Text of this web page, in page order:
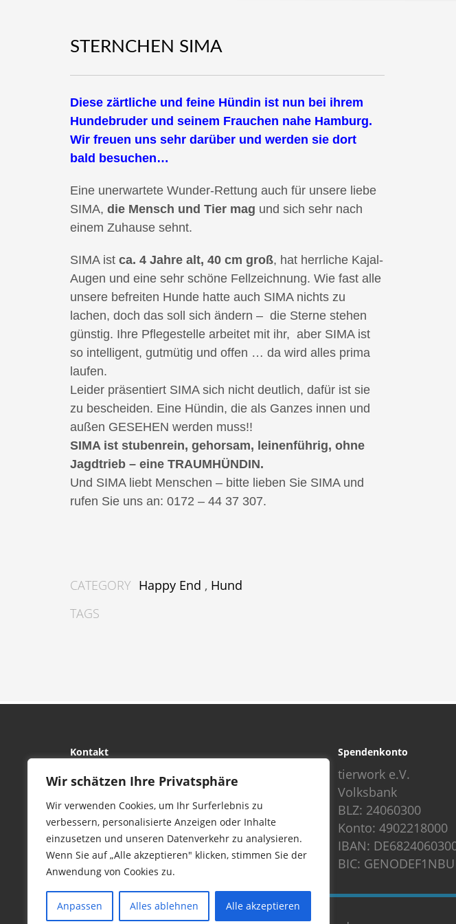
Wir schätzen Ihre Privatsphäre
Wir verwenden Cookies, um Ihr Surferlebnis zu
verbessern, personalisierte Anzeigen oder Inhalte
einzusetzen und unseren Datenverkehr zu analysieren.
Wenn Sie auf „Alle akzeptieren" klicken, stimmen Sie der
Anwendung von Cookies zu.
Anpassen Alles ablehnen Alle akzeptieren
STERNCHEN SIMA
Diese zärtliche und feine Hündin ist nun bei ihrem
Hundebruder und seinem Frauchen nahe Hamburg.
Wir freuen uns sehr darüber und werden sie dort
bald besuchen…
Eine unerwartete Wunder-Rettung auch für unsere liebe
SIMA, die Mensch und Tier mag und sich sehr nach
einem Zuhause sehnt.
SIMA ist ca. 4 Jahre alt, 40 cm groß, hat herrliche Kajal-
Augen und eine sehr schöne Fellzeichnung. Wie fast alle
unsere befreiten Hunde hatte auch SIMA nichts zu
lachen, doch das soll sich ändern – die Sterne stehen
günstig. Ihre Pflegestelle arbeitet mit ihr, aber SIMA ist
so intelligent, gutmütig und offen … da wird alles prima
laufen.
Leider präsentiert SIMA sich nicht deutlich, dafür ist sie
zu bescheiden. Eine Hündin, die als Ganzes innen und
außen GESEHEN werden muss!!
SIMA ist stubenrein, gehorsam, leinenführig, ohne
Jagdtrieb – eine TRAUMHÜNDIN.
Und SIMA liebt Menschen – bitte lieben Sie SIMA und
rufen Sie uns an: 0172 – 44 37 307.
CATEGORY Happy End , Hund
TAGS
Kontakt
tierwork e.V.
Im alten Dorf 4
Tel 0172-4437307
service@tierwork.de
Spendenkonto
tierwork e.V.
Volksbank
BLZ: 24060300
Konto: 4902218000
IBAN:
BIC: GENODEF1NBU